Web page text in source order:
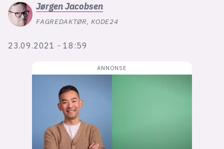
JørgenJacobsen
FAGREDAKTØR, KODE24
23.09.2021 - 18:59